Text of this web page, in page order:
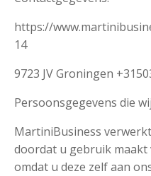
https://
14
9723 JV Groningen
Persoonsgegevens die
MartiniBusiness
doordat u gebruik
omdat u deze zelf aan